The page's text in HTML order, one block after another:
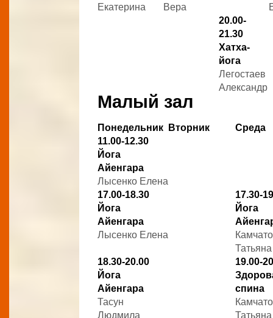
Екатерина
Вера
20.00-
21.30
Хатха-
йога
Легостаев
Александр
Малый зал
Понедельник Вторник
Среда
11.00-12.30
Йога
Айенгара
Лысенко Елена
17.00-18.30
Йога
Айенгара
Лысенко Елена
17.30-
Йога
Татьяна
18.30-20.00
Йога
Айенгара
Тасун
Людмила
19.00-
спина
Татьяна